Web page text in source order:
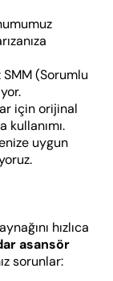
(Sorumlu
için orijinal
uygun
hızlıca
asansör
sorunlar: